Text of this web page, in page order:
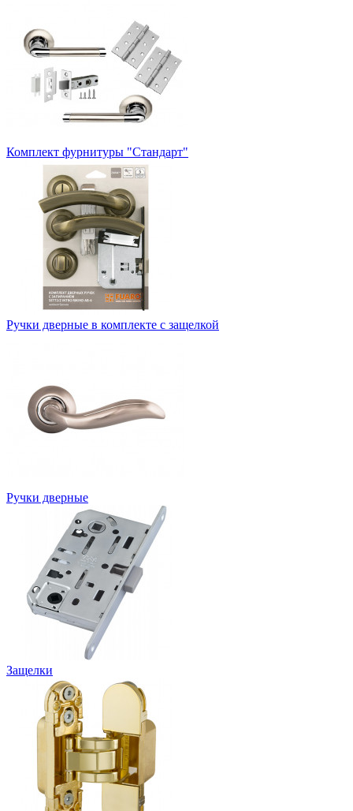
Комплект фурнитуры "Стандарт"
Ручки дверные в комплекте с защелкой
Ручки дверные
Защелки